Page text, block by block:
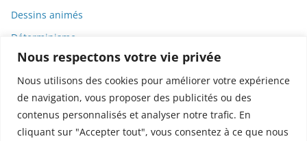
Nous respectons votre vie privée
Nous utilisons des cookies pour améliorer votre expérience
de navigation, vous proposer des publicités ou des
contenus personnalisés et analyser notre trafic. En
cliquant sur "Accepter tout", vous consentez à ce que nous
Dessins animés
Déterminisme
Detox
Dette
Dette immunitaire
Deux-roues